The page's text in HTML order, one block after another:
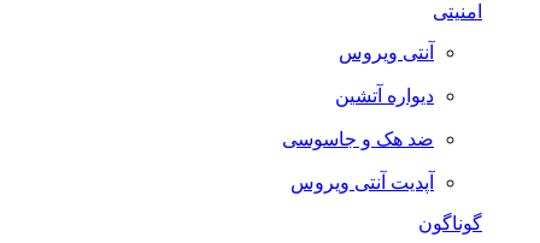
امنیتی
آنتی ویروس
دیواره آتشین
ضد هک و جاسوسی
آپدیت آنتی ویروس
گوناگون